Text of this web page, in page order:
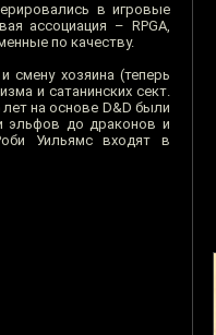
в игровые
ассоциация – RPGA,
по качеству.
смену хозяина (теперь
и сатанинских сект.
на основе D&D были
эльфов до драконов и
Уильямс входят в